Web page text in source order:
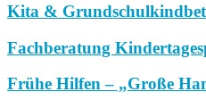
Kita &
Fachberatung
Frühe Hilfen – „Große